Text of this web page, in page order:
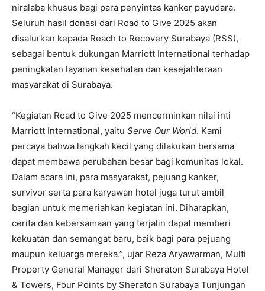
niralaba khusus bagi para penyintas kanker payudara.
Seluruh hasil donasi dari Road to Give 2025 akan
disalurkan kepada Reach to Recovery Surabaya (RSS),
sebagai bentuk dukungan Marriott International terhadap
peningkatan layanan kesehatan dan kesejahteraan
masyarakat di Surabaya.
“Kegiatan Road to Give 2025 mencerminkan nilai inti
Marriott International, yaitu Serve Our World. Kami
percaya bahwa langkah kecil yang dilakukan bersama
dapat membawa perubahan besar bagi komunitas lokal.
Dalam acara ini, para masyarakat, pejuang kanker,
survivor serta para karyawan hotel juga turut ambil
bagian untuk memeriahkan kegiatan ini. Diharapkan,
cerita dan kebersamaan yang terjalin dapat memberi
kekuatan dan semangat baru, baik bagi para pejuang
maupun keluarga mereka.”, ujar Reza Aryawarman, Multi
Property General Manager dari Sheraton Surabaya Hotel
& Towers, Four Points by Sheraton Surabaya Tunjungan